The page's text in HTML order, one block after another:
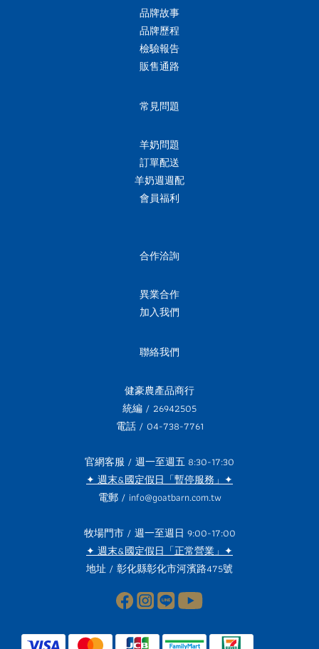
品牌故事
品牌歷程
檢驗報告
販售通路
常見問題
羊奶問題
訂單配送
羊奶週週配
會員福利
合作洽詢
異業合作
加入我們
聯絡我們
健豪農產品商行
統編 / 26942505
電話 / 04-738-7761
官網客服 / 週一至週五 8:30-17:30
✦ 週末&國定假日「暫停服務」✦
電郵 / info@goatbarn.com.tw
牧場門市 / 週一至週日 9:00-17:00
✦ 週末&國定假日「正常營業」✦
地址 / 彰化縣彰化市河濱路475號